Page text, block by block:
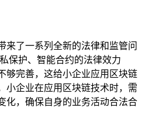
来了一系列全新的法律和监管问
保护、智能合约的法律效力
够完善，这给小企业应用区块链
小企业在应用区块链技术时，需
化，确保自身的业务活动合法合